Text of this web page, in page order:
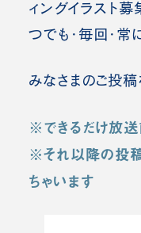
ィングイラスト募
つでも・毎回・常
みなさまのご投稿
※できるだけ放
※それ以降の投
ちゃいます